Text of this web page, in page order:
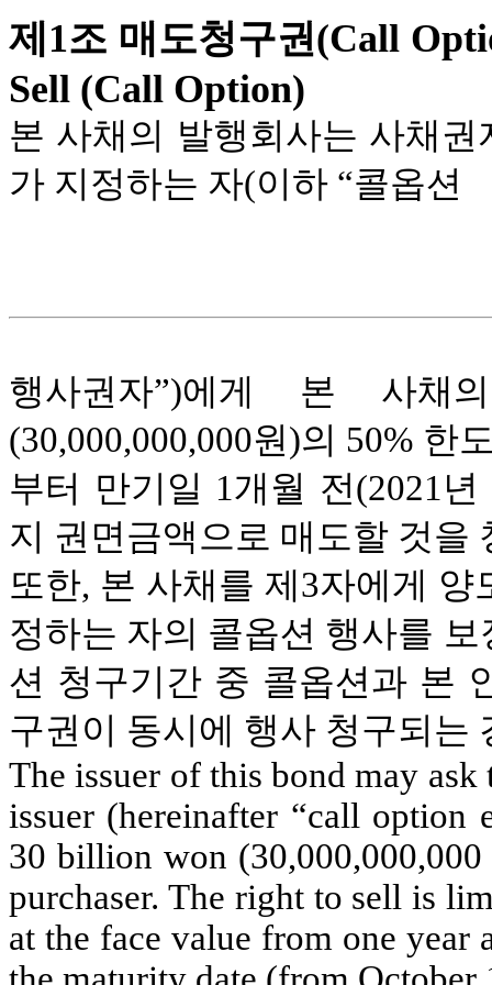
제1조 매도청구권(Call
Sell (Call Option)
본 사채의 발행회사는 사채
가 지정하는 자(이하 “콜옵션
행사권자”)에게 본 사채
(30,000,000,000원)의 50% 한
부터
만기일 1개월 전(2021
지 권면금액으로 매도할 것을
또한, 본 사채를 제3자에게
정하는 자의 콜옵션 행사를
션 청구기간 중 콜옵션과 본
구권이 동시에 행사 청구되는
The issuer of this bond may ask
issuer (hereinafter “call option
30 billion won
purchaser. The right to sell is
at the face value from one year